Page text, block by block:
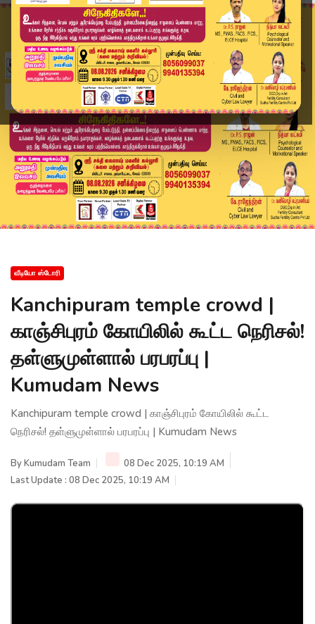
வீடியோ ஸ்டோரி
Kanchipuram temple crowd |
காஞ்சிபுரம் கோயிலில் கூட்ட நெரிசல்!
தள்ளுமுள்ளால் பரபரப்பு |
Kumudam News
Kanchipuram temple crowd | காஞ்சிபுரம் கோயிலில் கூட்ட
நெரிசல்! தள்ளுமுள்ளால் பரபரப்பு | Kumudam News
ByKumudam Team
08 Dec 2025, 10:19 AM
Last Update : 08 Dec 2025, 10:19 AM